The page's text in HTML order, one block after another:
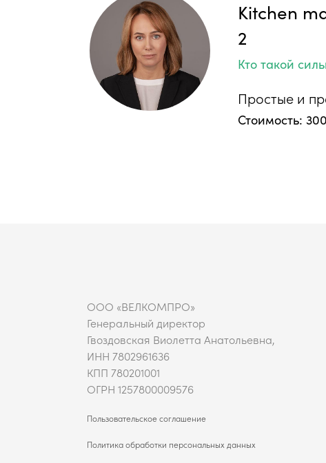
Kitchen
2
Кто такой
Простые и
Стоимость:
ООО «ВЕЛКОМПРО»
Генеральный директор
Гвоздовская Виолетта Анатольевна,
ИНН 7802961636
КПП 780201001
ОГРН 1257800009576
Пользовательское соглашение
Политика обработки персональных данных